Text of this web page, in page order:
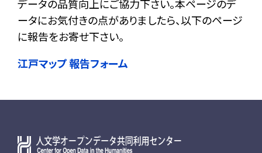
データの品質向上にご協力下さい。本ページのデ
ータにお気付きの点がありましたら、以下のページ
に報告をお寄せ下さい。
江戸マップ 報告フォーム